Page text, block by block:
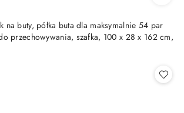
na buty, półka buta dla maksymalnie 54 par
przechowywania, szafka, 100 x 28 x 162 cm,